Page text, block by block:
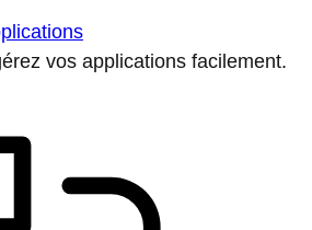
vos applications facilement.